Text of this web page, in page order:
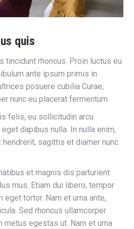
quis
tincidunt rhoncus. Proin luctus eu
ante ipsum primis in
posuere cubilia Curae;
nunc eu placerat fermentum.
felis, eu sollicitudin arcu
dapibus nulla. In nulla enim,
sagittis et diamer nunc
et magnis dis parturient
mus. Etiam dui libero, tempor
eget tortor. Nam et urna ante,
Sed rhoncus ullamcorper
metus egestas ut. Nam et urna